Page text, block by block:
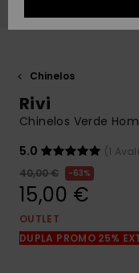
PRESENTE
DESEJO
Chinelos
Rivi
Chinelos Verde
5.0
(1
40,00 €
63%
15,00 €
OUTLET
DUPLA PROMO 25%